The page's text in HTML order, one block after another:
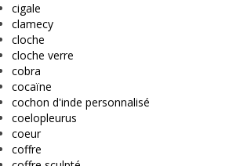
cigale
clamecy
cloche
cloche verre
cobra
cocaïne
cochon d'inde personnalisé
coelopleurus
coeur
coffre